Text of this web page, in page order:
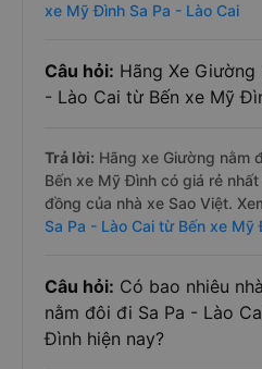
xe Mỹ Đình Sa Pa - Lào Cai
Câu hỏi: Hãng Xe
- Lào Cai từ Bến xe Mỹ
Trả lời: Hãng xe Giường nằm
Bến xe Mỹ Đình có giá rẻ
đồng của nhà xe Sao Việt.
Sa Pa - Lào Cai từ Bến xe Mỹ
Câu hỏi: Có bao nhiêu
nằm đôi đi Sa Pa - Lào
Đình hiện nay?